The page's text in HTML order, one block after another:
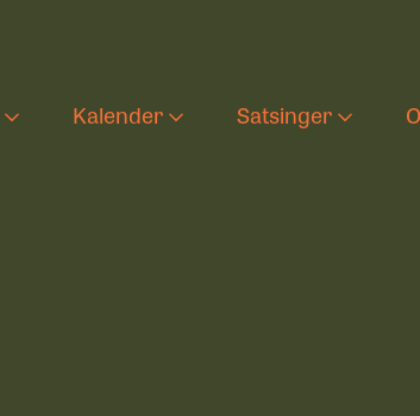
Kalender Satsinger